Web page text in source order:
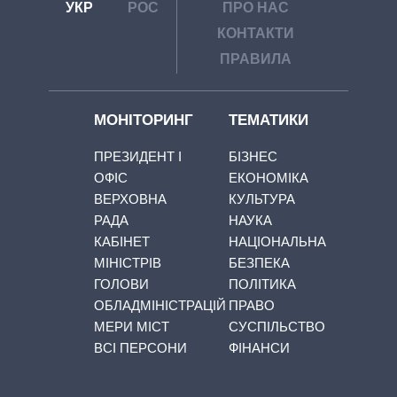
УКР РОС
ПРО НАС
КОНТАКТИ
ПРАВИЛА
МОНІТОРИНГ
ПРЕЗИДЕНТ І
ОФІС
ВЕРХОВНА
РАДА
КАБІНЕТ
МІНІСТРІВ
ГОЛОВИ
ОБЛАДМІНІСТРАЦІЙ
МЕРИ МІСТ
ВСІ ПЕРСОНИ
ТЕМАТИКИ
БІЗНЕС
ЕКОНОМІКА
КУЛЬТУРА
НАУКА
НАЦІОНАЛЬНА
БЕЗПЕКА
ПОЛІТИКА
ПРАВО
СУСПІЛЬСТВО
ФІНАНСИ